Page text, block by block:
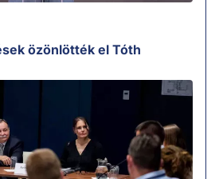
özönlötték el Tóth